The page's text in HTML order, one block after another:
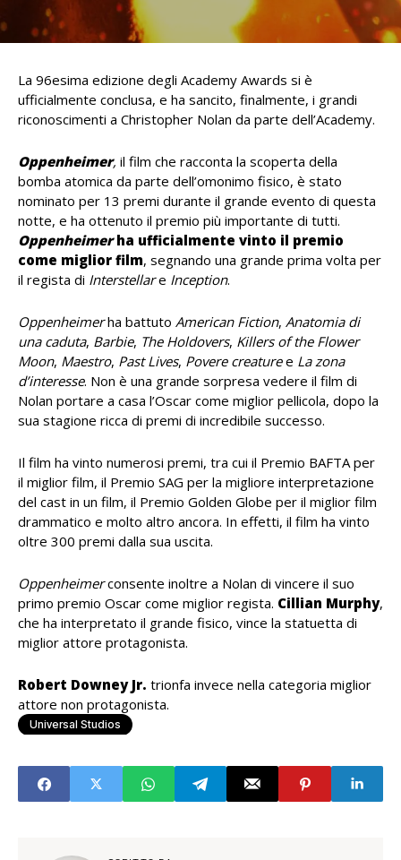
La 96esima edizione degli Academy Awards si è
ufficialmente conclusa, e ha sancito, finalmente, i grandi
riconoscimenti a Christopher Nolan da parte dell’Academy.
Oppenheimer, il film che racconta la scoperta della
bomba atomica da parte dell’omonimo fisico, è stato
nominato per 13 premi durante il grande evento di questa
notte, e ha ottenuto il premio più importante di tutti.
Oppenheimerha ufficialmente vinto il premio
come miglior film, segnando una grande prima volta per
il regista di Interstellare Inception.
Oppenheimerha battuto American Fiction, Anatomia di
una caduta, Barbie, The Holdovers, Killers of the Flower
Moon, Maestro, Past Lives, Povere creaturee La zona
d’interesse. Non è una grande sorpresa vedere il film di
Nolan portare a casa l’Oscar come miglior pellicola, dopo la
sua stagione ricca di premi di incredibile successo.
Il film ha vinto numerosi premi, tra cui il Premio BAFTA per
il miglior film, il Premio SAG per la migliore interpretazione
del cast in un film, il Premio Golden Globe per il miglior film
drammatico e molto altro ancora. In effetti, il film ha vinto
oltre 300 premi dalla sua uscita.
Oppenheimerconsente inoltre a Nolan di vincere il suo
primo premio Oscar come miglior regista. Cillian Murphy,
che ha interpretato il grande fisico, vince la statuetta di
miglior attore protagonista.
Robert Downey Jr. trionfa invece nella categoria miglior
attore non protagonista.
Universal Studios